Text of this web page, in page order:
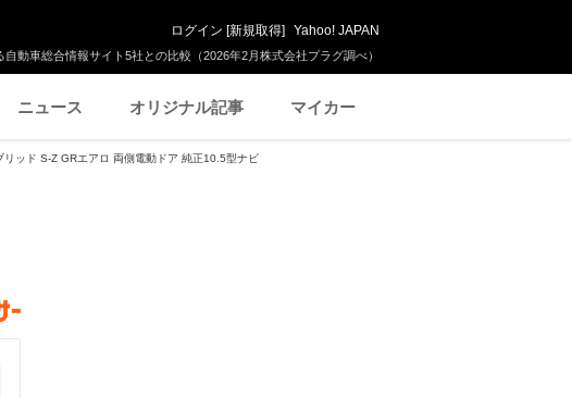
動車総合情報サイト5社との比較（2026年2月株式会社プラグ調べ）
ログイン [新規取得] Yahoo! JAPAN
ニュース オリジナル記事 マイカー
リッド S-Z GRエアロ 両側電動ドア 純正10.5型ナビ